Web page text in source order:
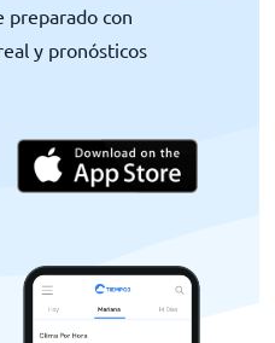
preparado con
y pronósticos